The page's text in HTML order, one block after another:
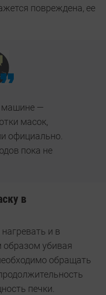
повреждена, ее
машине —
масок,
официально.
пока не
в
и в
образом убивая
обращать
печки.